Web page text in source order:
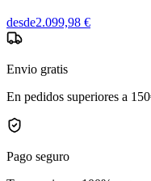
desde2.099,98 €
Envio gratis
En pedidos superiores a
Pago seguro